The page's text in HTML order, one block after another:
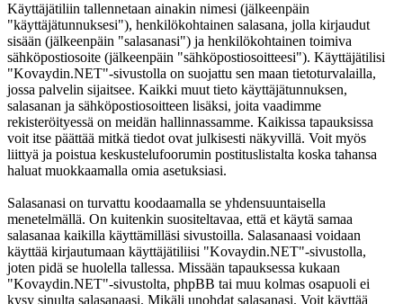
Käyttäjätiliin tallennetaan ainakin nimesi (jälkeenpäin
"käyttäjätunnuksesi"), henkilökohtainen salasana, jolla kirjaudut
sisään (jälkeenpäin "salasanasi") ja henkilökohtainen toimiva
sähköpostiosoite (jälkeenpäin "sähköpostiosoitteesi"). Käyttäjätilisi
"Kovaydin.NET"-sivustolla on suojattu sen maan tietoturvalailla,
jossa palvelin sijaitsee. Kaikki muut tieto käyttäjätunnuksen,
salasanan ja sähköpostiosoitteen lisäksi, joita vaadimme
rekisteröityessä on meidän hallinnassamme. Kaikissa tapauksissa
voit itse päättää mitkä tiedot ovat julkisesti näkyvillä. Voit myös
liittyä ja poistua keskustelufoorumin postituslistalta koska tahansa
haluat muokkaamalla omia asetuksiasi.
Salasanasi on turvattu koodaamalla se yhdensuuntaisella
menetelmällä. On kuitenkin suositeltavaa, että et käytä samaa
salasanaa kaikilla käyttämilläsi sivustoilla. Salasanaasi voidaan
käyttää kirjautumaan käyttäjätiliisi "Kovaydin.NET"-sivustolla,
joten pidä se huolella tallessa. Missään tapauksessa kukaan
"Kovaydin.NET"-sivustolta, phpBB tai muu kolmas osapuoli ei
kysy sinulta salasanaasi. Mikäli unohdat salasanasi. Voit käyttää